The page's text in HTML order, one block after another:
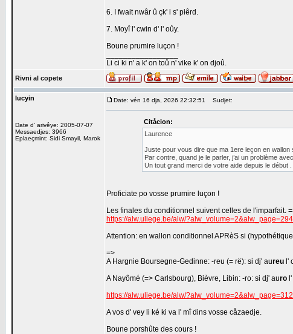
6. I fwait nwâr û çk' i s' piêrd.
7. Moyî l' cwin d' l' oûy.
Boune prumire luçon !
Li ci ki n' a k' on toû n' vike k' on djoû.
Rivni al copete
lucyin
Date d' arivêye: 2005-07-07
Messaedjes: 3966
Eplaeçmint: Sidi Smayil, Marok
Date: vén 16 dja, 2026 22:32:51 Sudjet:
Citåcion:
Laurence
Juste pour vous dire que ma 1ere leçon en wallon
Par contre, quand je le parler, j’ai un problème
Un tout grand merci de votre aide depuis le début
Proficiate po vosse prumire luçon !
Les finales du conditionnel suivent celles de l'imparfait.
https://alw.uliege.be/alw/?alw_volume=2&alw_page=294
Attention: en wallon conditionnel APRèS si
=>
A Hargnie Boursegne-Gedinne: -reu (= rë): si dj' aureu l'
A Nayômé (=> Carlsbourg), Bièvre, Libin: -ro: si dj' auro
https://alw.uliege.be/alw/?alw_volume=2&alw_page=312
A vos d' vey li ké ki va l' mî dins vosse cåzaedje.
Boune porshûte des cours !